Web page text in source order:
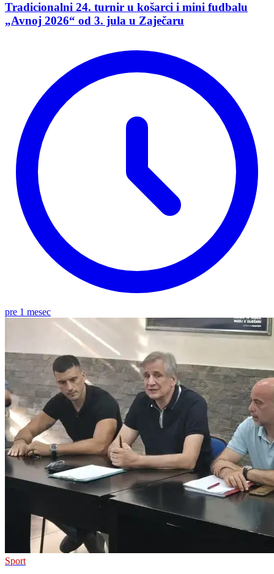
Tradicionalni 24. turnir u košarci i mini fudbalu
„Avnoj 2026“ od 3. jula u Zaječaru
pre 1 mesec
Sport